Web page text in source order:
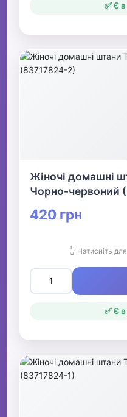
✅ Є
Жіночі домашні
Чорно-червоний
420 грн
👆 Натисніть
✅ Є